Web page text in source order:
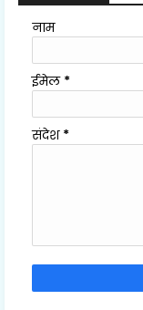
नाम
ईमेल *
संदेश *